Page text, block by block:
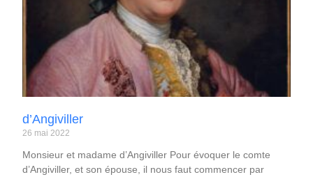
d’Angiviller
26 mai 2022
Monsieur et madame d’Angiviller Pour évoquer le comte
d’Angiviller, et son épouse, il nous faut commencer par